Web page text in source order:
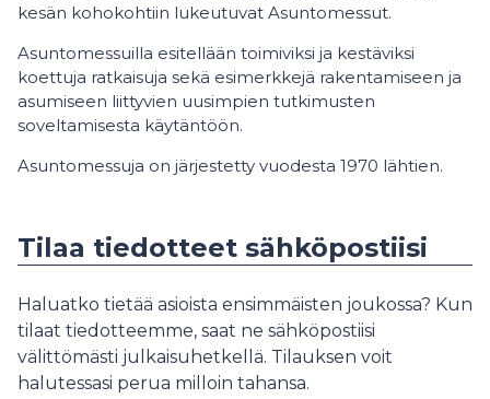
kesän kohokohtiin lukeutuvat Asuntomessut.
Asuntomessuilla esitellään toimiviksi ja kestäviksi
koettuja ratkaisuja sekä esimerkkejä rakentamiseen ja
asumiseen liittyvien uusimpien tutkimusten
soveltamisesta käytäntöön.
Asuntomessuja on järjestetty vuodesta 1970 lähtien.
Tilaa tiedotteet sähköpostiisi
Haluatko tietää asioista ensimmäisten joukossa? Kun
tilaat tiedotteemme, saat ne sähköpostiisi
välittömästi julkaisuhetkellä. Tilauksen voit
halutessasi perua milloin tahansa.